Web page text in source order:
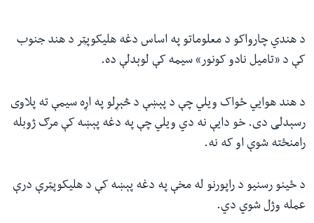
د هندي چارواکو د معلوماتو په اساس دغه هلیکوپټر د هند جنوب
کې د «تامیل نادو کونور» سیمه کې لوېدلې ده.
د هند هوايي ځواک ویلي چې د پېښې د څېړلو په اړه سیمې ته پلاوی
رسېدلی دی. خو دایې نه دي ویلي چې په دغه پېښه کې مرګ ژوبله
رامنځته شوې او که نه.
د ځینو رسنیو د راپورنو له مخې په دغه پېښه کې د هلیکوپټرې درې
عمله وژل شوي دي.